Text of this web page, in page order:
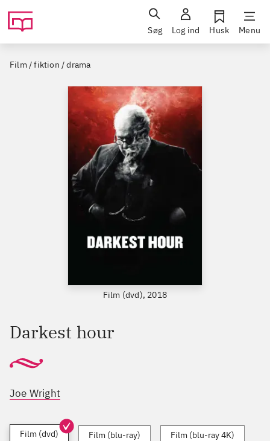
Søg Log ind Husk Menu
Film / fiktion / drama
Film (dvd), 2018
Darkest hour
Joe Wright
Film (dvd) Film (blu-ray) Film (blu-ray 4K)